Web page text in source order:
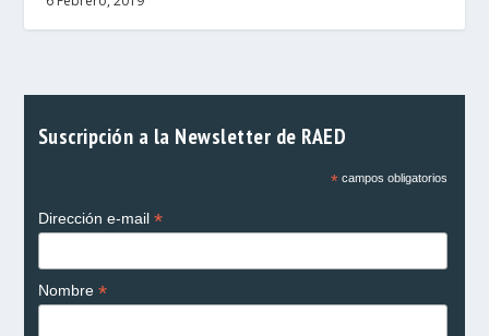
Suscripción a la Newsletter de RAED
*campos obligatorios
Dirección e-mail *
Nombre *